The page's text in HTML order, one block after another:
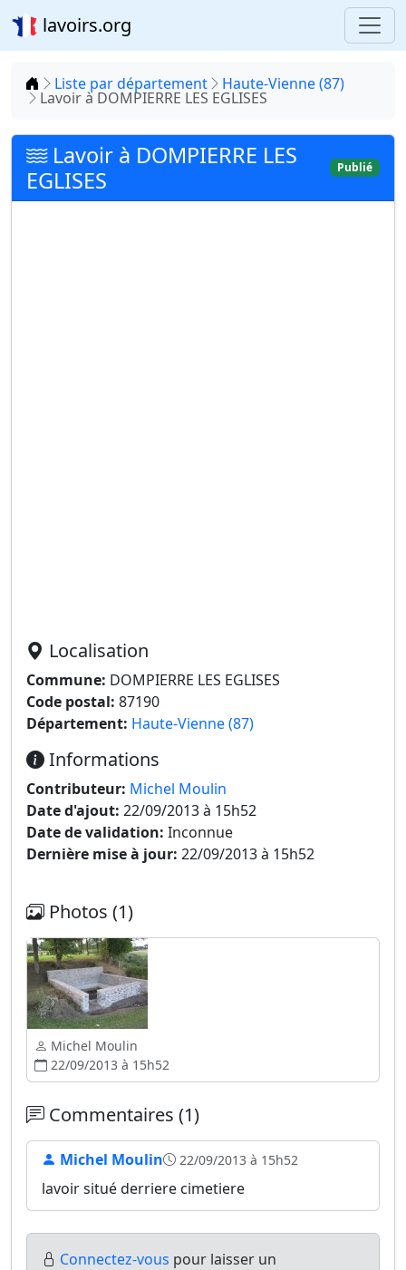
lavoirs.org
Accueil
Liste par département Haute-Vienne (87)
Lavoir à DOMPIERRE LES EGLISES
Lavoir à DOMPIERRE LES
EGLISES
Publié
Localisation
Commune: DOMPIERRE LES EGLISES
Code postal: 87190
Département: Haute-Vienne (87)
Informations
Contributeur: Michel Moulin
Date d'ajout: 22/09/2013 à 15h52
Date de validation: Inconnue
Dernière mise à jour: 22/09/2013 à 15h52
Photos (1)
Michel Moulin
22/09/2013 à 15h52
Commentaires (1)
Michel Moulin 22/09/2013 à 15h52
lavoir situé derriere cimetiere
Connectez-vous pour laisser un